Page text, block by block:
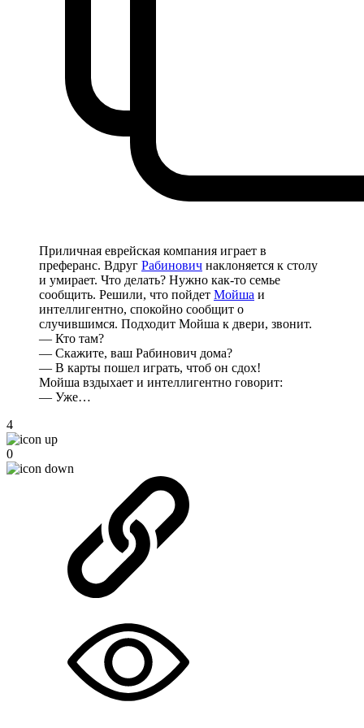
Приличная еврейская компания играет в
преферанс. Вдруг Рабинович наклоняется к столу
и умирает. Что делать? Нужно как-то семье
сообщить. Решили, что пойдет Мойша и
интеллигентно, спокойно сообщит о
случившимся. Подходит Мойша к двери, звонит.
— Кто там?
— Скажите, ваш Рабинович дома?
— В карты пошел играть, чтоб он сдох!
Мойша вздыхает и интеллигентно говорит:
— Уже…
4
0